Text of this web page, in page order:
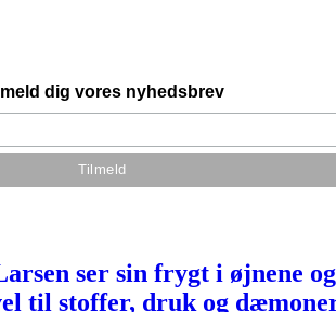
dig vores nyhedsbrev
ser sin frygt i øjnene og
til stoffer, druk og